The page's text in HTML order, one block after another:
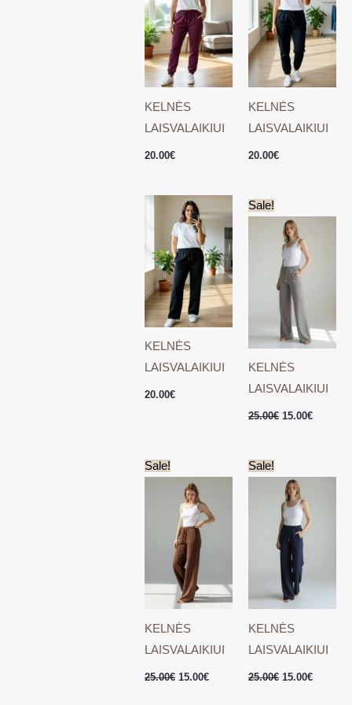
KELNĖS
LAISVALAIKIUI
20.00€
KELNĖS
LAISVALAIKIUI
20.00€
KELNĖS
LAISVALAIKIUI
20.00€
Sale!
KELNĖS
LAISVALAIKIUI
25.00€
price
was:
25.00€.
15.00€
price
Sale!
KELNĖS
LAISVALAIKIUI
25.00€
price
was:
25.00€.
15.00€
price
Sale!
KELNĖS
LAISVALAIKIUI
25.00€
price
was:
25.00€.
15.00€
price